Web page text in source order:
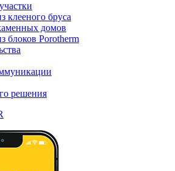
клееного бруса
домов
блоков Porotherm
решения